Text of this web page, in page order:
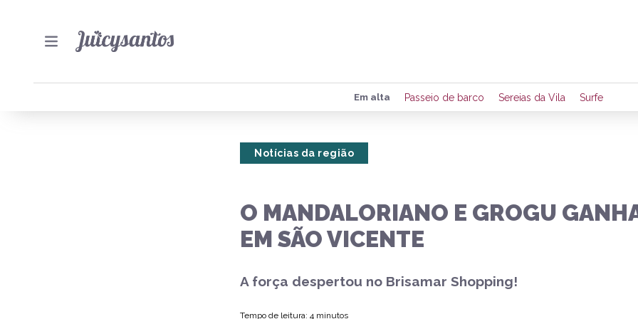
Preencha seus dados para
de eventos e notícias da região.
Em alta Passeio de barco Sereias da Vila Surfe
Notícias da região
O MANDALORIANO E GROGU
EM SÃO VICENTE
A força despertou no Brisamar Shopping!
Tempo de leitura: 4 minutos